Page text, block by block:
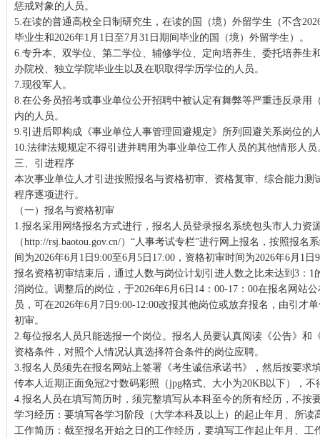
惩戒对象的人员。
5.在读的普通高校全日制研究生，在读的国（境）外留学生（不含
毕业生和2026年1月1日至7月31日期间毕业的国（境）外留学生）。
6.专升本、双学位、第二学位、辅修学位、定向培养生、委托培养生
办院校、独立学院毕业生以及在职取得学历学位的人员。
7.现役军人。
8.在公务员招考或事业单位公开招聘中被认定有舞弊等严重违反录用
内的人员。
9.引进后即构成《事业单位人事管理回避规定》所列回避关系岗位的
10.法律法规规定不得引进并聘用为事业单位工作人员的其他情形人员
三、引进程序
本次事业单位人才引进按照报名与资格初审、资格复审、综合能力测
程序逐项进行。
（一）报名与资格初审
1.报名采用网络报名方式进行，报名人员登录报名系统包头市人力资
（http://rsj.baotou.gov.cn/）“人事考试专栏”进行网上报名，按照报名
间为2026年6月1日9:00至6月5日17:00，资格初审时间为2026年6月1日
报名资格初审结束后，通过人数与岗位计划引进人数之比未达到3：1
消岗位。调整后的岗位，于2026年6月6日14：00-17：00在报名网站
员，可在2026年6月7日9:00-12:00改报其他岗位或放弃报名，由引才
初审。
2.每位报名人员只能选报一个岗位。报名人员要认真阅读《公告》和
资格条件，对照个人情况认真选择符合条件的岗位应聘。
3.报名人员须先在报名网站上签署《考生诚信承诺书》，然后按要求
传本人近期正面免冠2寸数码彩照（jpg格式、大小为20KB以下），不
4.报名人员在填写简历时，须完整填写从本科至今的所有经历，不按
学习经历：要填写各学习阶段（大学本科及以上）的起止年月、所读
工作简历：截至报名开始之日的工作经历，要填写工作起止年月、工